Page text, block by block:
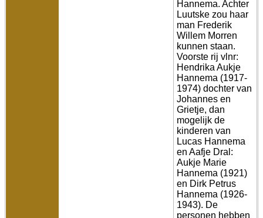
Hannema. Achter
Luutske zou haar
man Frederik
Willem Morren
kunnen staan.
Voorste rij vlnr:
Hendrika Aukje
Hannema (1917-
1974) dochter van
Johannes en
Grietje, dan
mogelijk de
kinderen van
Lucas Hannema
en Aafje Dral:
Aukje Marie
Hannema (1921)
en Dirk Petrus
Hannema (1926-
1943). De
personen hebben